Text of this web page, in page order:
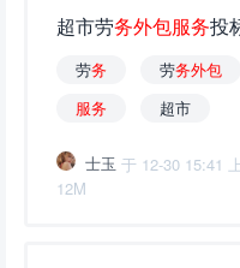
超市劳务外包服务投
劳务 劳务外包
服务 超市
士玉 于 12-30 15:41
12M